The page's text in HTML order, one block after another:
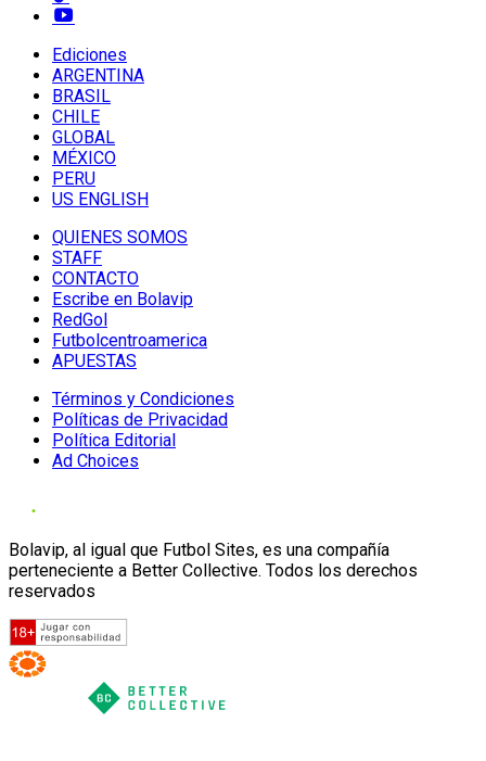
Ediciones
ARGENTINA
BRASIL
CHILE
GLOBAL
MÉXICO
PERU
US ENGLISH
QUIENES SOMOS
STAFF
CONTACTO
Escribe en Bolavip
RedGol
Futbolcentroamerica
APUESTAS
Términos y Condiciones
Políticas de Privacidad
Política Editorial
Ad Choices
Bolavip, al igual que Futbol Sites, es una compañía
perteneciente a Better Collective. Todos los derechos
reservados